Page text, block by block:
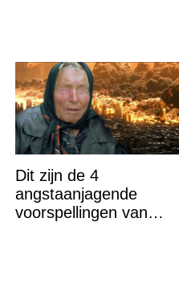
Dit zijn de 4
angstaanjagende
voorspellingen van